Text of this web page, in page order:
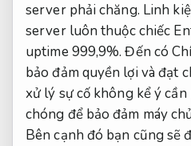
server phải chăng. Linh
server luôn thuộc chiếc
uptime 999,9%. Đến có
bảo đảm quyền lợi và đạt
xử lý sự cố không kể ý
chóng để bảo đảm máy
Bên cạnh đó bạn cũng sẽ